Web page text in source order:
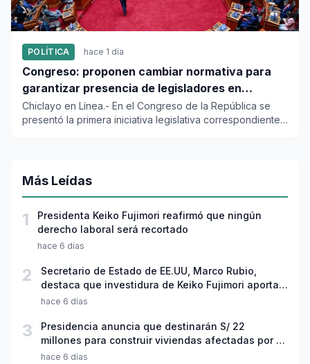
POLÍTICA hace 1 día
Congreso: proponen cambiar normativa para
garantizar presencia de legisladores en
sesiones parlamentarias
Chiclayo en Línea.- En el Congreso de la República se
presentó la primera iniciativa legislativa correspondiente
Más Leídas
1
Presidenta Keiko Fujimori reafirmó que ningún
derecho laboral será recortado
hace 6 días
2
Secretario de Estado de EE.UU, Marco Rubio,
destaca que investidura de Keiko Fujimori aporta
estabilidad política al Perú
hace 6 días
3
Presidencia anuncia que destinarán S/ 22
millones para construir viviendas afectadas por el
sismo en Junín
hace 6 días